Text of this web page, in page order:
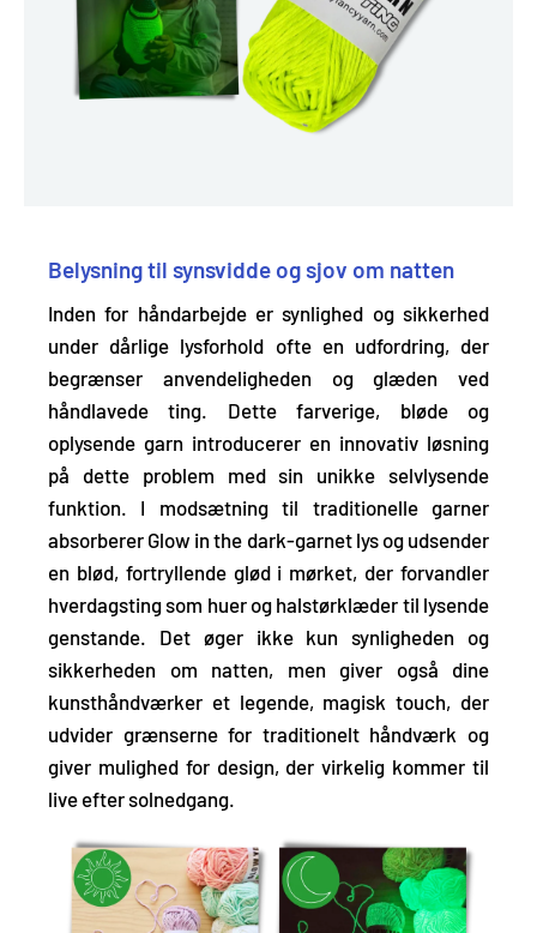
Belysning til synsvidde og sjov om natten
Inden for håndarbejde er synlighed og sikkerhed
under dårlige lysforhold ofte en udfordring, der
begrænser anvendeligheden og glæden ved
håndlavede ting. Dette farverige, bløde og
oplysende garn introducerer en innovativ løsning
på dette problem med sin unikke selvlysende
funktion. I modsætning til traditionelle garner
absorberer Glow in the dark-garnet lys og udsender
en blød, fortryllende glød i mørket, der forvandler
hverdagsting som huer og halstørklæder til lysende
genstande. Det øger ikke kun synligheden og
sikkerheden om natten, men giver også dine
kunsthåndværker et legende, magisk touch, der
udvider grænserne for traditionelt håndværk og
giver mulighed for design, der virkelig kommer til
live efter solnedgang.